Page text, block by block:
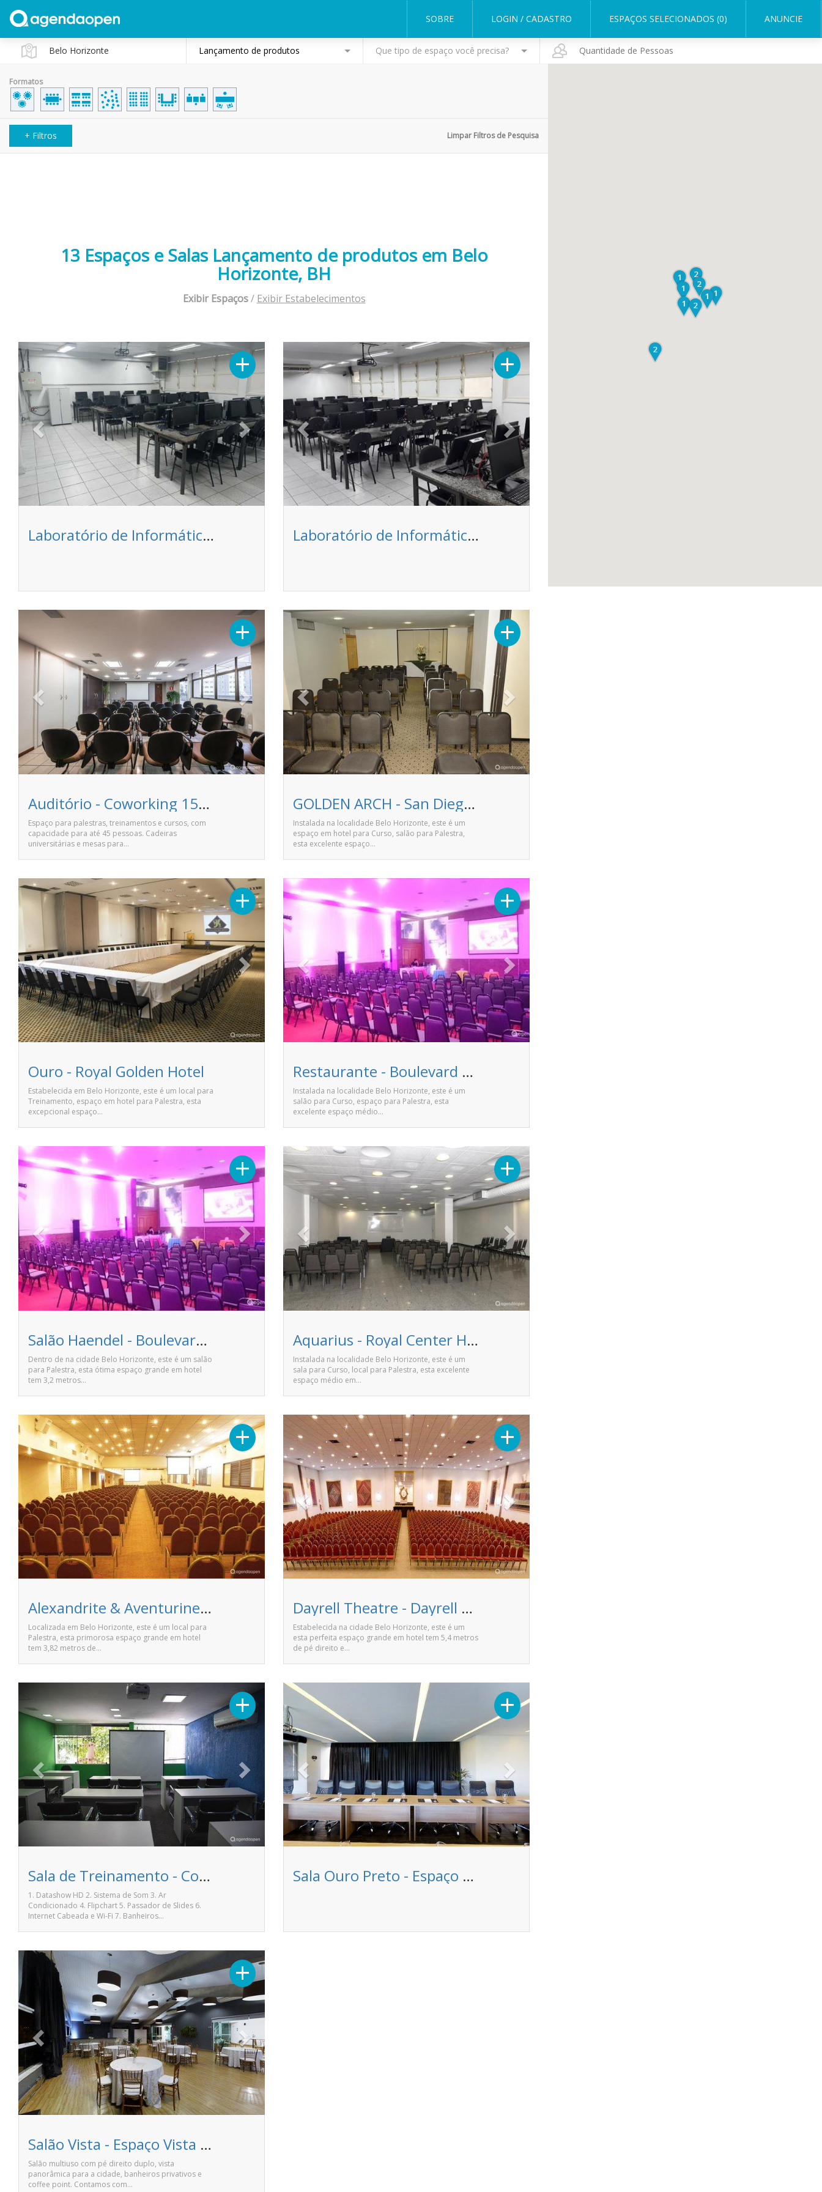
SOBRE LOGIN / CADASTRO ESPAÇOS SELECIONADOS (0) ANUNCIE
Lançamento de produtos Que tipo de espaço você precisa?
Formatos
+ Filtros
13 Espaços e Salas Lançamento de produtos em Belo
Horizonte, BH
Exibir Espaços/ Exibir Estabelecimentos
+
Previous Next
Laboratório de Informática P - Faculdade Pitágoras - Unidade Timbiras
+
Previous Next
Laboratório de Informática M - Faculdade Pitágoras - Unidade Timbiras
+
Previous Next
Auditório - Coworking 1510
Espaço para palestras, treinamentos e cursos, com
capacidade para até 45 pessoas. Cadeiras
universitárias e mesas para…
+
Previous Next
GOLDEN ARCH - San Diego Suites Lourdes
Instalada na localidade Belo Horizonte, este é um
espaço em hotel para Curso, salão para Palestra,
esta excelente espaço…
+
Previous Next
Ouro - Royal Golden Hotel
Estabelecida em Belo Horizonte, este é um local para
Treinamento, espaço em hotel para Palestra, esta
excepcional espaço…
+
Previous Next
Restaurante - Boulevard Plaza Hotel
Instalada na localidade Belo Horizonte, este é um
salão para Curso, espaço para Palestra, esta
excelente espaço médio…
+
Previous Next
Salão Haendel - Boulevard Plaza Hotel
Dentro de na cidade Belo Horizonte, este é um salão
para Palestra, esta ótima espaço grande em hotel
tem 3,2 metros…
+
Previous Next
Aquarius - Royal Center Hotel
Instalada na localidade Belo Horizonte, este é um
sala para Curso, local para Palestra, esta excelente
espaço médio em…
+
Alexandrite & Aventurine - Dayrell Hotel & Centro de Convencoes
Localizada em Belo Horizonte, este é um local para
Palestra, esta primorosa espaço grande em hotel
tem 3,82 metros de…
+
Previous Next
Dayrell Theatre - Dayrell Hotel & Centro de Convencoes
Estabelecida na cidade Belo Horizonte, este é um
esta perfeita espaço grande em hotel tem 5,4 metros
de pé direito e…
+Next
Sala de Treinamento - Coworking Comune
1. Datashow HD 2. Sistema de Som 3. Ar
Condicionado 4. Flipchart 5. Passador de Slides 6.
Internet Cabeada e Wi-Fi 7. Banheiros…
+
Previous Next
Sala Ouro Preto - Espaço Vista - Centro de desenvolvimento empresarial
+
Previous Next
Salão Vista - Espaço Vista - Centro de desenvolvimento empresarial
Salão multiuso com pé direito duplo, vista
panorâmica para a cidade, banheiros privativos e
coffee point. Contamos com…